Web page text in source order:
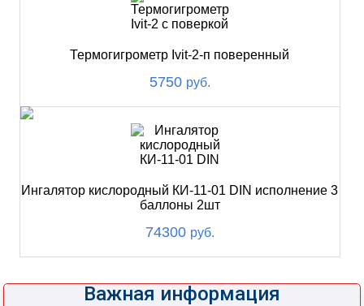
Термогигрометр Ivit-2-п поверенный
5750 руб.
Ингалятор кислородный КИ-11-01 DIN исполнение 3
баллоны 2шт
74300 руб.
Важная информация